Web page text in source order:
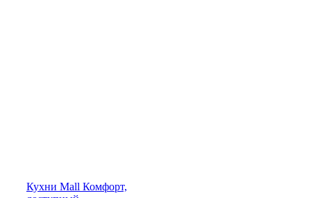
Кухни Mall Комфорт,